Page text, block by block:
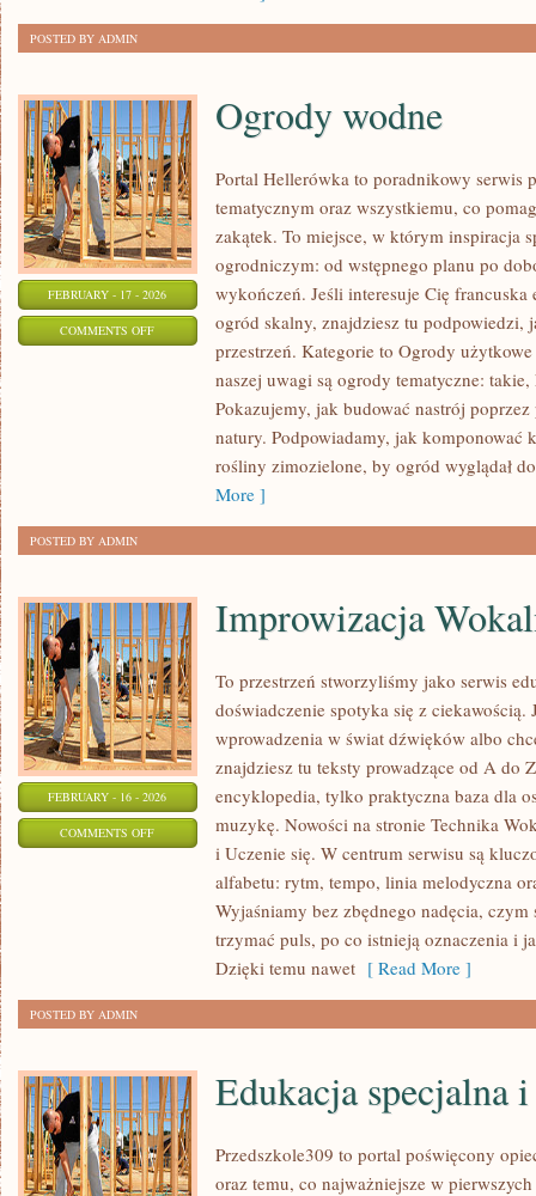
POSTED BY ADMIN
FEBRUARY - 17 - 2026
COMMENTS OFFON
Ogrody wodne
Portal Hellerówka to poradnikowy serwis
tematycznym oraz wszystkiemu, co
zakątek. To miejsce, w którym inspiracja
ogrodniczym: od wstępnego planu po
wykończeń. Jeśli interesuje Cię francuska
ogród skalny, znajdziesz tu podpowiedzi,
przestrzeń. Kategorie to Ogrody
naszej uwagi są ogrody tematyczne:
Pokazujemy, jak budować nastrój
natury. Podpowiadamy, jak komponować
rośliny zimozielone, by ogród wyglądał
More ]
POSTED BY ADMIN
FEBRUARY - 16 - 2026
COMMENTS OFFON
IMPROWIZACJA
MUZYCZNA
Improwizacja
To przestrzeń stworzyliśmy jako serwis
doświadczenie spotyka się z ciekawością.
wprowadzenia w świat dźwięków albo
znajdziesz tu teksty prowadzące od A do
encyklopedia, tylko praktyczna baza dla
muzykę. Nowości na stronie Technika
i Uczenie się. W centrum serwisu są
alfabetu: rytm, tempo, linia melodyczna
Wyjaśniamy bez zbędnego nadęcia,
trzymać puls, po co istnieją oznaczenia i
Dzięki temu nawet [ Read More ]
POSTED BY ADMIN
Edukacja specjalna
Przedszkole309 to portal poświęcony
oraz temu, co najważniejsze w